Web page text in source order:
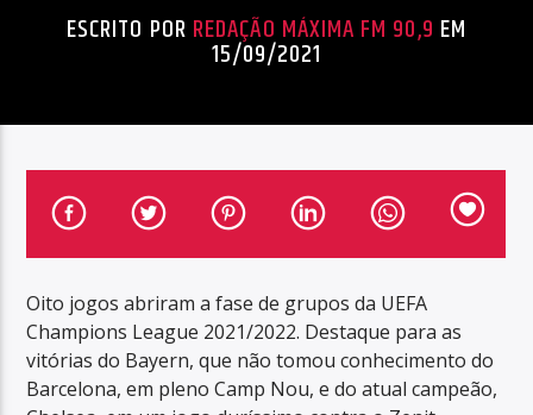
ESCRITO POR REDAÇÃO MÁXIMA FM 90,9 EM
15/09/2021
Oito jogos abriram a fase de grupos da UEFA
Champions League 2021/2022. Destaque para as
vitórias do Bayern, que não tomou conhecimento do
Barcelona, em pleno Camp Nou, e do atual campeão,